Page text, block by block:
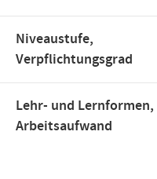
Niveaustufe,
Verpflichtungsgrad
Lehr- und Lernformen,
Arbeitsaufwand